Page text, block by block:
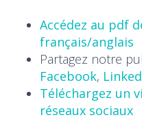
Accédez au pdf
français/anglais
Partagez notre
Facebook,
Téléchargez un
réseaux sociaux